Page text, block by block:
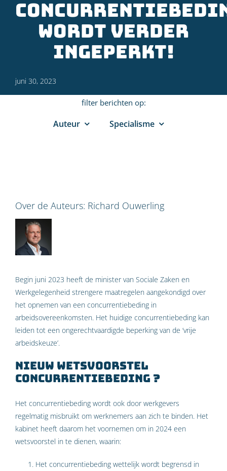
wordt verder
ingeperkt!
juni 30, 2023
filter berichten op:
Auteur Specialisme
Over de Auteurs: Richard Ouwerling
Begin juni 2023 heeft de minister van Sociale Zaken en
Werkgelegenheid strengere maatregelen aangekondigd over
het opnemen van een concurrentiebeding in
arbeidsovereenkomsten. Het huidige concurrentiebeding kan
leiden tot een ongerechtvaardigde beperking van de ‘vrije
arbeidskeuze’.
Nieuw wetsvoorstel
concurrentiebeding ?
Het concurrentiebeding wordt ook door werkgevers
regelmatig misbruikt om werknemers aan zich te binden. Het
kabinet heeft daarom het voornemen om in 2024 een
wetsvoorstel in te dienen, waarin:
Het concurrentiebeding wettelijk wordt begrensd in